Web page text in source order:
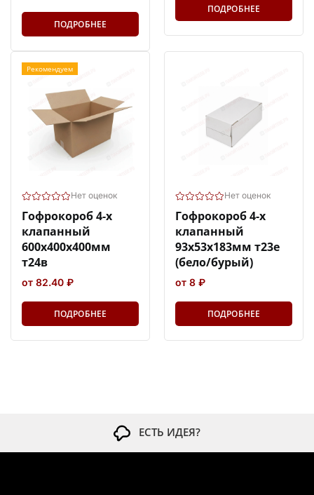
ПОДРОБНЕЕ
ПОДРОБНЕЕ
Рекомендуем
Нет оценок
Гофрокороб 4-х
клапанный
600х400х400мм
т24в
от 82.40 ₽
ПОДРОБНЕЕ
Нет оценок
Гофрокороб 4-х
клапанный
93х53х183мм т23е
(бело/бурый)
от 8 ₽
ПОДРОБНЕЕ
ЕСТЬ ИДЕЯ?